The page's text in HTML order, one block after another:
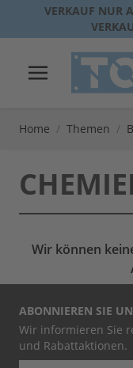
Direkt zum Inhalt
VERKAUF NUR
Home / Themen /
Wir können
ABONNIEREN SIE
Wir informieren Sie
und Rabattaktionen.